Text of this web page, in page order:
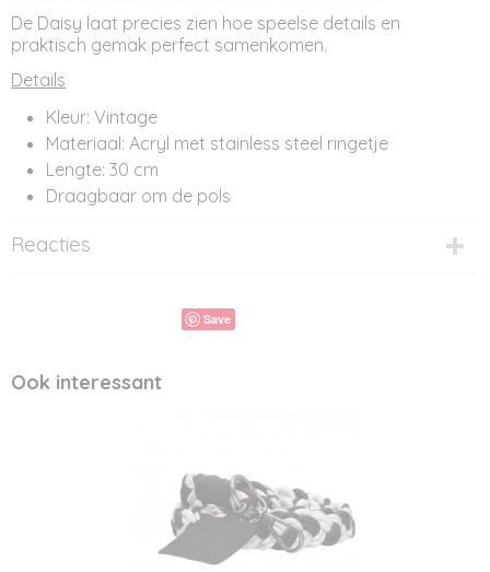
De Daisy laat precies zien hoe speelse details en
praktisch gemak perfect samenkomen.
Details
Kleur: Vintage
Materiaal: Acryl met stainless steel ringetje
Lengte: 30 cm
Draagbaar om de pols
Reacties
Save
Ook interessant